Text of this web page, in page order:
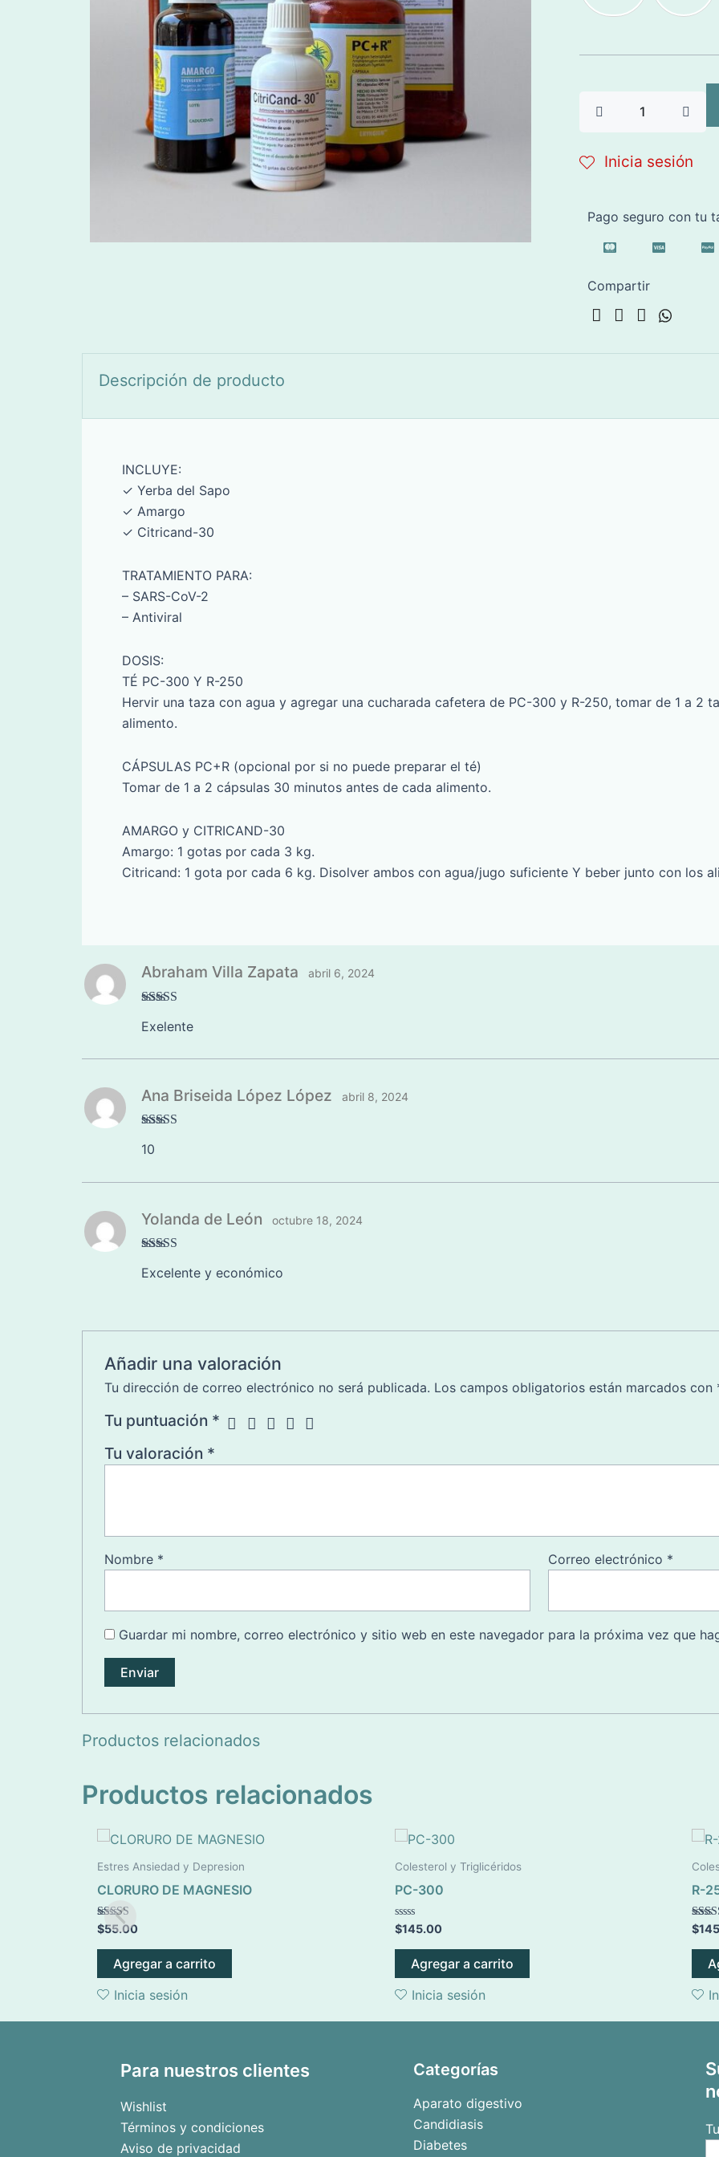
Inicia sesión
Pago seguro con tu
Compartir
Descripción de producto
INCLUYE:
✓ Yerba del Sapo
✓ Amargo
✓ Citricand-30
TRATAMIENTO PARA:
– SARS-CoV-2
– Antiviral
DOSIS:
TÉ PC-300 Y R-250
Hervir una taza con agua y agregar una cucharada cafetera de PC-300 y R-250, tomar de 1 a 2
alimento.
CÁPSULAS PC+R (opcional por si no puede preparar el té)
Tomar de 1 a 2 cápsulas 30 minutos antes de cada alimento.
AMARGO y CITRICAND-30
Amargo: 1 gotas por cada 3 kg.
Citricand: 1 gota por cada 6 kg. Disolver ambos con agua/jugo suficiente Y beber junto con los
en4de 5
Abraham Villa Zapata abril 6, 2024
Exelente
5de 5
Ana Briseida López López abril 8, 2024
10
5de 5
Yolanda de León octubre 18, 2024
Excelente y económico
Añadir una valoración
Tu dirección de correo electrónico no será publicada. Los campos obligatorios están marcados con
Tu puntuación *
Tu valoración *
Nombre * Correo electrónico *
Guardar mi nombre, correo electrónico y sitio web en este navegador para la próxima vez que
Productos relacionados
Productos relacionados
Estres Ansiedad y Depresion
CLORURO DE MAGNESIO
Valorado en
5.00
de 5
$55.00
Agregar a carrito
Inicia sesión
Colesterol y Triglicéridos
PC-300
Valorado
en
0
$145.00
Agregar a carrito
Inicia sesión
R-
5.00
de 5
$
Para nuestros clientes
Wishlist
Términos y condiciones
Aviso de privacidad
Categorías
Aparato digestivo
Candidiasis
Diabetes